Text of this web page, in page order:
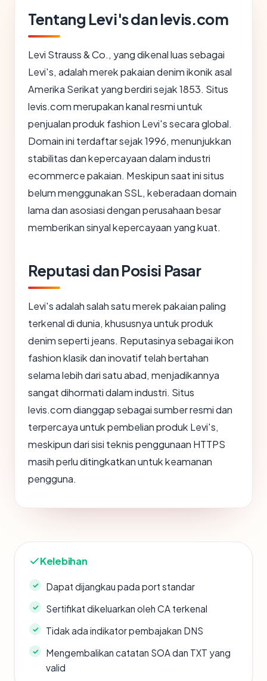
Tentang Levi's dan levis.com
Levi Strauss & Co., yang dikenal luas sebagai
Levi's, adalah merek pakaian denim ikonik asal
Amerika Serikat yang berdiri sejak 1853. Situs
levis.com merupakan kanal resmi untuk
penjualan produk fashion Levi's secara global.
Domain ini terdaftar sejak 1996, menunjukkan
stabilitas dan kepercayaan dalam industri
ecommerce pakaian. Meskipun saat ini situs
belum menggunakan SSL, keberadaan domain
lama dan asosiasi dengan perusahaan besar
memberikan sinyal kepercayaan yang kuat.
Reputasi dan Posisi Pasar
Levi's adalah salah satu merek pakaian paling
terkenal di dunia, khususnya untuk produk
denim seperti jeans. Reputasinya sebagai ikon
fashion klasik dan inovatif telah bertahan
selama lebih dari satu abad, menjadikannya
sangat dihormati dalam industri. Situs
levis.com dianggap sebagai sumber resmi dan
terpercaya untuk pembelian produk Levi's,
meskipun dari sisi teknis penggunaan HTTPS
masih perlu ditingkatkan untuk keamanan
pengguna.
Kelebihan
Dapat dijangkau pada port standar
Sertifikat dikeluarkan oleh CA terkenal
Tidak ada indikator pembajakan DNS
Mengembalikan catatan SOA dan TXT yang
valid